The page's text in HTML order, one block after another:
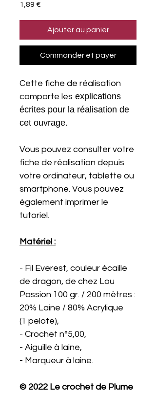
1,89 €
Ajouter au panier
Commander et payer
Cette fiche de réalisation
comporte les explications
écrites pour la réalisation de
cet ouvrage.
Vous pouvez consulter votre
fiche de réalisation depuis
votre ordinateur, tablette ou
smartphone. Vous pouvez
également imprimer le
tutoriel.
Matériel :
- Fil Everest, couleur écaille
de dragon, de chez Lou
Passion 100 gr. / 200 mètres :
20% Laine / 80% Acrylique
(1 pelote),
- Crochet n°5,00,
- Aiguille à laine,
- Marqueur à laine.
© 2022 Le crochet de Plume